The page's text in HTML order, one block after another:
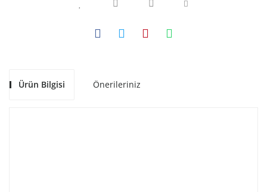
Ürün Bilgisi Önerileriniz